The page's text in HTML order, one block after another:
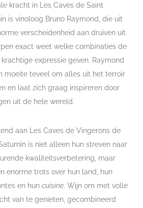
kracht in Les Caves de Saint
is vinoloog Bruno Raymond, die uit
verscheidenheid aan druiven uit
exact weet welke combinaties de
expressie geven. Raymond
moeite teveel om alles uit het terroir
en laat zich graag inspireren door
uit de hele wereld.
aan Les Caves de Vingerons de
is niet alleen hun streven naar
kwaliteitsverbetering, maar
enorme trots over hun land, hun
en hun cuisine. Wijn om met volle
van te genieten, gecombineerd